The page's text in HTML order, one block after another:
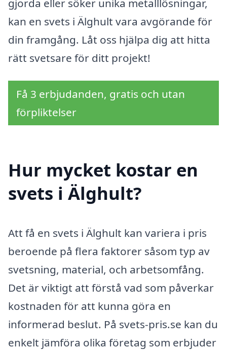
kan en svets i Älghult vara avgörande för
din framgång. Låt oss hjälpa dig att hitta
rätt svetsare för ditt projekt!
Få 3 erbjudanden, gratis och utan
förpliktelser
Hur mycket kostar en
svets i Älghult?
Att få en svets i Älghult kan variera i pris
beroende på flera faktorer såsom typ av
svetsning, material, och arbetsomfång.
Det är viktigt att förstå vad som påverkar
kostnaden för att kunna göra en
informerad beslut. På svets-pris.se kan du
enkelt jämföra olika företag som erbjuder